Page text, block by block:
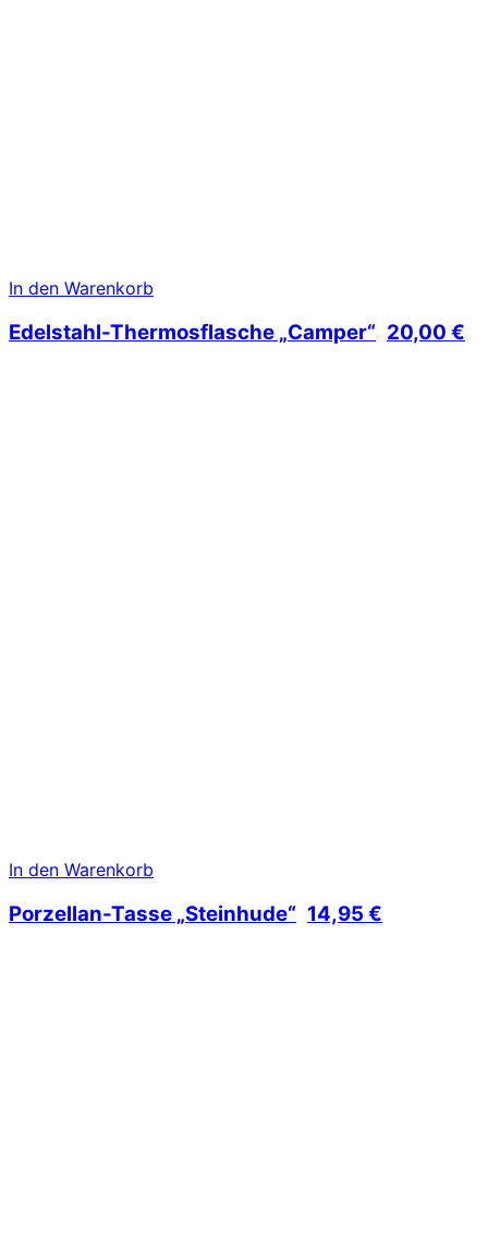
In den Warenkorb
Edelstahl-Thermosflasche „Camper“ 20,00 €
In den Warenkorb
Porzellan-Tasse „Steinhude“ 14,95 €